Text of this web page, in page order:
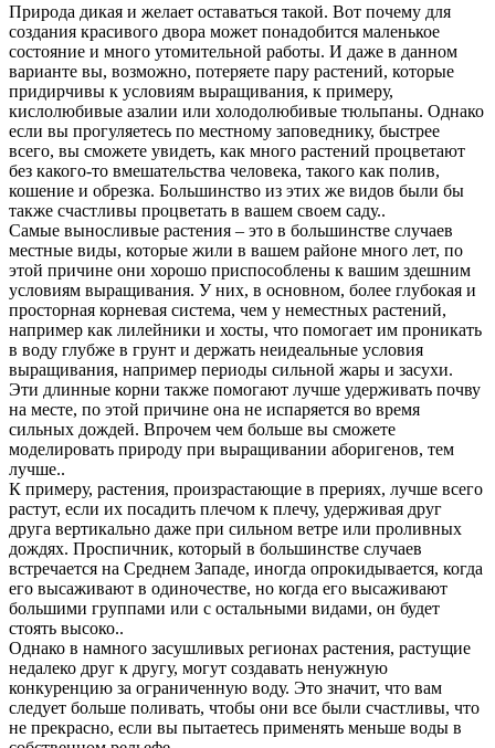
Природа дикая и желает оставаться такой. Вот почему для
создания красивого двора может понадобится маленькое
состояние и много утомительной работы. И даже в данном
варианте вы, возможно, потеряете пару растений, которые
придирчивы к условиям выращивания, к примеру,
кислолюбивые азалии или холодолюбивые тюльпаны. Однако
если вы прогуляетесь по местному заповеднику, быстрее
всего, вы сможете увидеть, как много растений процветают
без какого-то вмешательства человека, такого как полив,
кошение и обрезка. Большинство из этих же видов были бы
также счастливы процветать в вашем своем саду..
Самые выносливые растения – это в большинстве случаев
местные виды, которые жили в вашем районе много лет, по
этой причине они хорошо приспособлены к вашим здешним
условиям выращивания. У них, в основном, более глубокая и
просторная корневая система, чем у неместных растений,
например как лилейники и хосты, что помогает им проникать
в воду глубже в грунт и держать неидеальные условия
выращивания, например периоды сильной жары и засухи.
Эти длинные корни также помогают лучше удерживать почву
на месте, по этой причине она не испаряется во время
сильных дождей. Впрочем чем больше вы сможете
моделировать природу при выращивании аборигенов, тем
лучше..
К примеру, растения, произрастающие в прериях, лучше всего
растут, если их посадить плечом к плечу, удерживая друг
друга вертикально даже при сильном ветре или проливных
дождях. Проспичник, который в большинстве случаев
встречается на Среднем Западе, иногда опрокидывается, когда
его высаживают в одиночестве, но когда его высаживают
большими группами или с остальными видами, он будет
стоять высоко..
Однако в намного засушливых регионах растения, растущие
недалеко друг к другу, могут создавать ненужную
конкуренцию за ограниченную воду. Это значит, что вам
следует больше поливать, чтобы они все были счастливы, что
не прекрасно, если вы пытаетесь применять меньше воды в